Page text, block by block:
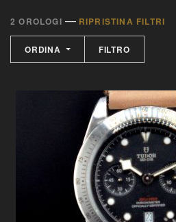
2 OROLOGI — RIPRISTINA FILTRI
ORDINA FILTRO